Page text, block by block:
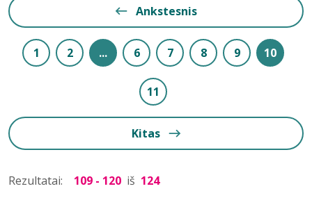
Ankstesnis
1 2 ... 6 7 8 9 10
11
Kitas
Rezultatai: 109 - 120 iš 124